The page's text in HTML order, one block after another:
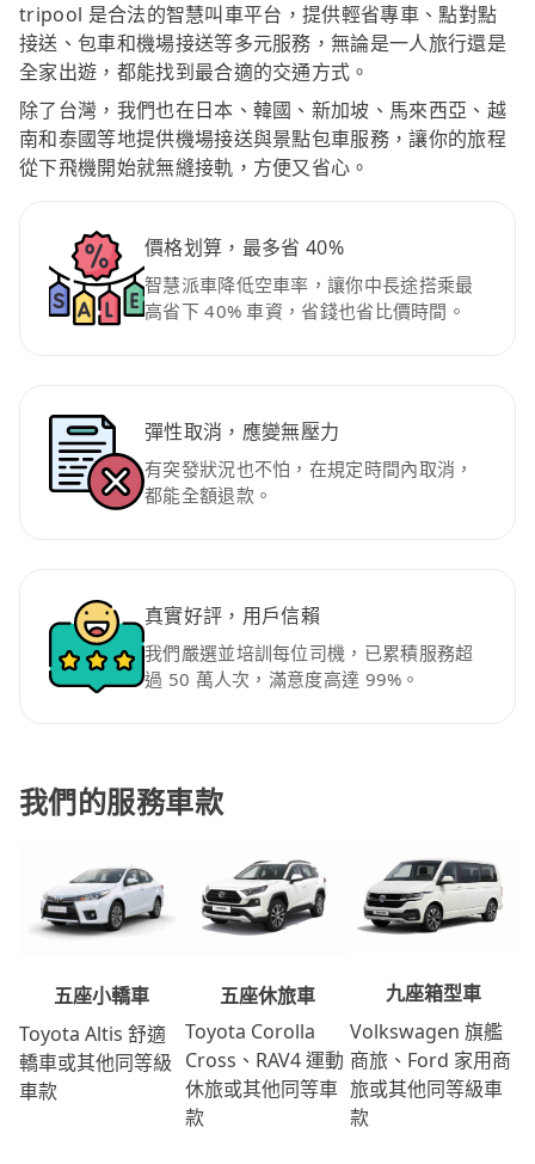
tripool 是合法的智慧叫車平台，提供輕省專車、點對點
接送、包車和機場接送等多元服務，無論是一人旅行還是
全家出遊，都能找到最合適的交通方式。
除了台灣，我們也在日本、韓國、新加坡、馬來西亞、越
南和泰國等地提供機場接送與景點包車服務，讓你的旅程
從下飛機開始就無縫接軌，方便又省心。
價格划算，最多省 40%
智慧派車降低空車率，讓你中長途搭乘最
高省下 40% 車資，省錢也省比價時間。
彈性取消，應變無壓力
有突發狀況也不怕，在規定時間內取消，
都能全額退款。
真實好評，用戶信賴
我們嚴選並培訓每位司機，已累積服務超
過 50 萬人次，滿意度高達 99%。
我們的服務車款
五座小轎車
Toyota Altis 舒適
轎車或其他同等級
車款
五座休旅車
Toyota Corolla
Cross、RAV4 運動
休旅或其他同等車
款
九座箱型車
Volkswagen 旗艦
商旅、Ford 家用商
旅或其他同等級車
款